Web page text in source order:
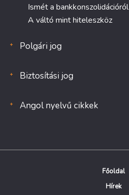
Ismét a bankkonszolidációról
A váltó mint hiteleszköz
Polgári jog
Biztosítási jog
Angol nyelvű cikkek
Főoldal
Hírek